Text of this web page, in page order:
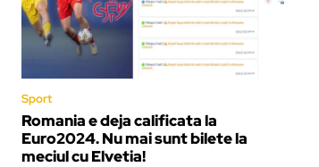
Sport
Romania e deja calificata la
Euro2024. Nu mai sunt bilete la
meciul cu Elvetia!